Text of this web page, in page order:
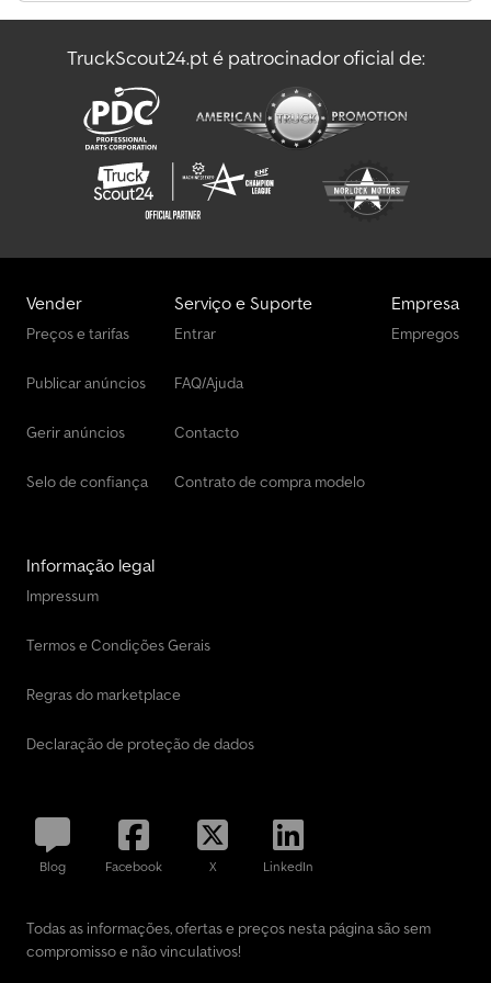
Piaggio Veículos Municipais / Especiais
Porsche Outros
TruckScout24.pt é patrocinador oficial de:
Vender
Preços e tarifas
Publicar anúncios
Gerir anúncios
Selo de confiança
Serviço e Suporte
Entrar
FAQ/Ajuda
Contacto
Contrato de compra modelo
Empresa
Empregos
Informação legal
Impressum
Termos e Condições Gerais
Regras do marketplace
Declaração de proteção de dados
Blog Facebook X LinkedIn
Todas as informações, ofertas e preços nesta página são sem
compromisso e não vinculativos!